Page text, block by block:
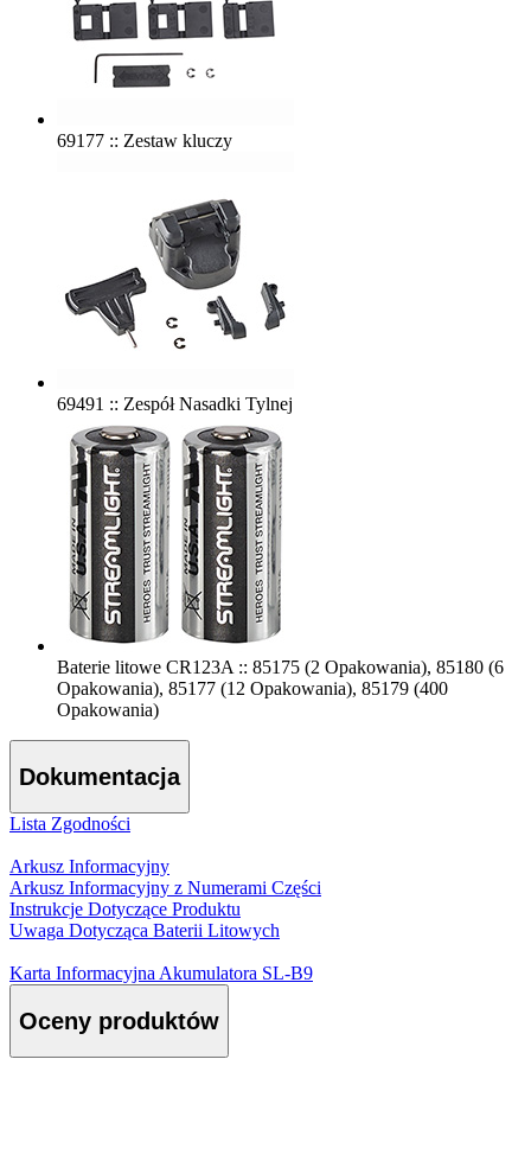
69177 :: Zestaw kluczy
69491 :: Zespół Nasadki Tylnej
Baterie litowe CR123A :: 85175 (2 Opakowania), 85180 (6
Opakowania), 85177 (12 Opakowania), 85179 (400
Opakowania)
Dokumentacja
Lista Zgodności
Arkusz Informacyjny
Arkusz Informacyjny z Numerami Części
Instrukcje Dotyczące Produktu
Uwaga Dotycząca Baterii Litowych
Karta Informacyjna Akumulatora SL-B9
Oceny produktów